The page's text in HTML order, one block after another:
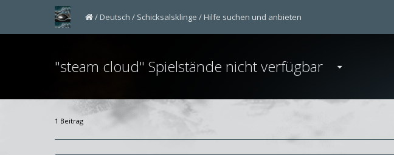
Deutsch Schicksalsklinge Hilfe suchen und anbieten
"steam cloud" Spielstände nicht verfügbar
1 Beitrag